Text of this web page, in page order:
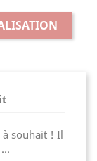
souhait ! Il